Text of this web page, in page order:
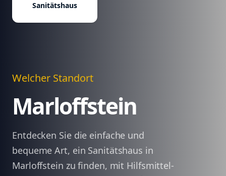
Sanitätshaus
Welcher Standort
Marloffstein
Entdecken Sie die einfache und
bequeme Art, ein Sanitätshaus in
Marloffstein zu finden, mit Hilfsmittel-